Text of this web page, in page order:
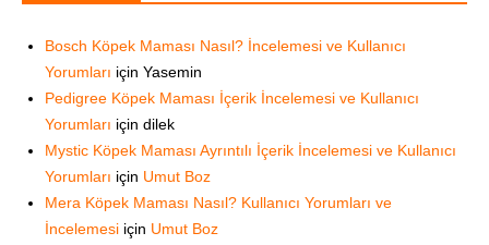
Bosch Köpek Maması Nasıl? İncelemesi ve Kullanıcı
Yorumları için Yasemin
Pedigree Köpek Maması İçerik İncelemesi ve Kullanıcı
Yorumları için dilek
Mystic Köpek Maması Ayrıntılı İçerik İncelemesi ve Kullanıcı
Yorumları için Umut Boz
Mera Köpek Maması Nasıl? Kullanıcı Yorumları ve
İncelemesi için Umut Boz